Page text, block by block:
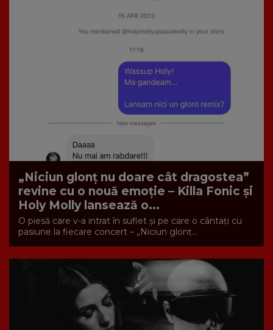
„Niciun glonț nu doare cât dragostea”
revine cu o nouă emoție – Killa Fonic și
Holy Molly lansează o...
O piesă care v-a intrat în suflet și pe care o cântați cu
pasiune la fiecare concert – „Niciun glonț...